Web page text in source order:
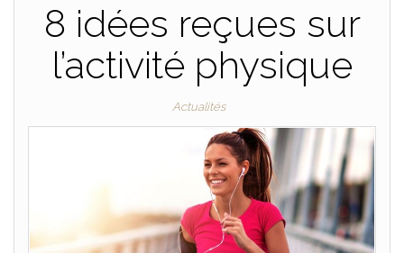
8 idées reçues sur
l’activité physique
Actualités